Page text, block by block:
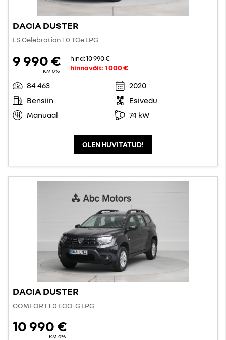
DACIA DUSTER
LS Celebration 1.0 TCe LPG
9 990 €
KM 0%
hind:10 990 €
hinnavõit:1 000 €
84 463
2020
Bensiin
Esivedu
Manuaal
74 kW
OLEN HUVITATUD!
DACIA DUSTER
COMFORT 1.0 ECO-G LPG
10 990 €
KM 0%